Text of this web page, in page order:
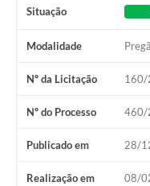
Administração
A Prefeitura
A Nossa Cidade
Conselhos Municipais
Sala Mineira do
PAD
Situação
Modalidade
Nº da Licitação 160/
Nº do Processo 460/
Publicado em 28/
Realização em 08/